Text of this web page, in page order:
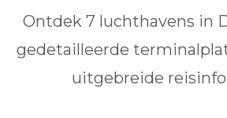
Ontdek 7 luchthavens in
gedetailleerde
uitgebreide